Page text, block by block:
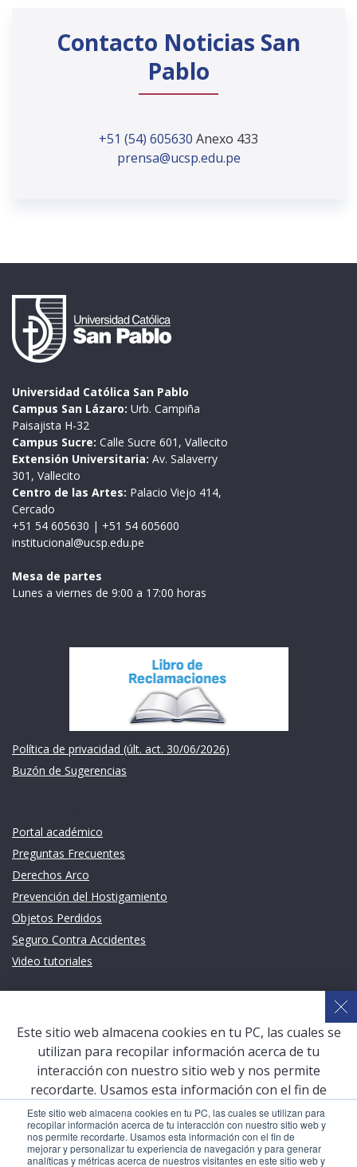
Este sitio web almacena cookies en tu PC, las cuales se utilizan para
recopilar información acerca de tu interacción con nuestro sitio web y
nos permite recordarte. Usamos esta información con el fin de
mejorar y personalizar tu experiencia de navegación y para generar
analíticas y métricas acerca de nuestros visitantes en este sitio web y
Contacto Noticias San
Pablo
+51 (54) 605630 Anexo 433
prensa@ucsp.edu.pe
Universidad Católica San Pablo
Campus San Lázaro: Urb. Campiña
Paisajista H-32
Campus Sucre: Calle Sucre 601, Vallecito
Extensión Universitaria: Av. Salaverry
301, Vallecito
Centro de las Artes: Palacio Viejo 414,
Cercado
+51 54 605630 | +51 54 605600
institucional@ucsp.edu.pe
Mesa de partes
Lunes a viernes de 9:00 a 17:00 horas
Política de privacidad (últ. act. 30/06/2026)
Buzón de Sugerencias
Portal académico
Preguntas Frecuentes
Derechos Arco
Prevención del Hostigamiento
Objetos Perdidos
Seguro Contra Accidentes
Video tutoriales
Sistema de Gestión Académica (SGA)
Defensoría Universitaria
Terceros vinculados
San Pablo Mail
Aula Virtual Pregrado
Aula Virtual Postgrado
Este sitio web almacena cookies en tu PC, las cuales se
utilizan para recopilar información acerca de tu
interacción con nuestro sitio web y nos permite
recordarte. Usamos esta información con el fin de
mejorar y personalizar tu experiencia de navegación y
para generar analíticas y métricas acerca de nuestros
visitantes en este sitio web y otros medios de